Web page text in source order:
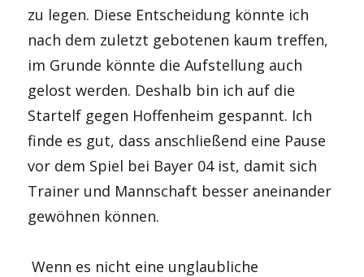
zu legen. Diese Entscheidung könnte ich
nach dem zuletzt gebotenen kaum treffen,
im Grunde könnte die Aufstellung auch
gelost werden. Deshalb bin ich auf die
Startelf gegen Hoffenheim gespannt. Ich
finde es gut, dass anschließend eine Pause
vor dem Spiel bei Bayer 04 ist, damit sich
Trainer und Mannschaft besser aneinander
gewöhnen können.
Wenn es nicht eine unglaubliche